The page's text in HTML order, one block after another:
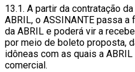
13.1. A partir da contratação
ABRIL, o ASSINANTE passa
da ABRIL e poderá vir a
por meio de boleto proposta,
idôneas com as quais a
comercial.